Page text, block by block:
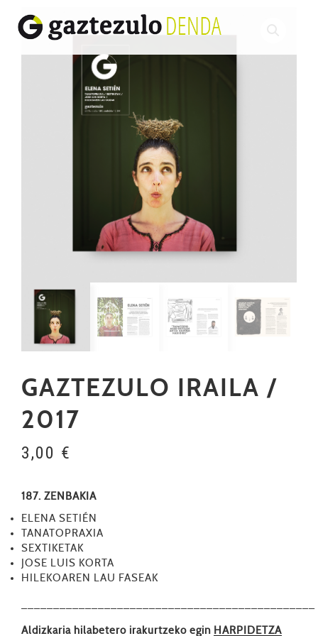
GAZTEZULO IRAILA /
2017
3,00 €
187. ZENBAKIA
ELENA SETIÉN
TANATOPRAXIA
SEXTIKETAK
JOSE LUIS KORTA
HILEKOAREN LAU FASEAK
––––––––––––––––––––––––––––––––––––––––––––––
Aldizkaria hilabetero irakurtzeko egin HARPIDETZA